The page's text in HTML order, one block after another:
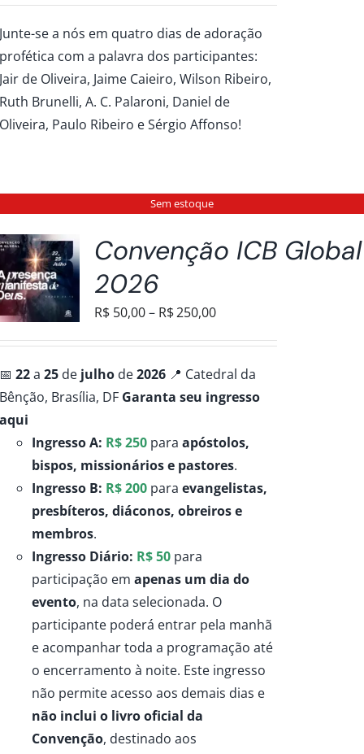
R$50,00
através
R$100,00
Junte-se a nós em quatro dias de adoração
profética com a palavra dos participantes:
Jair de Oliveira, Jaime Caieiro, Wilson Ribeiro,
Ruth Brunelli, A. C. Palaroni, Daniel de
Oliveira, Paulo Ribeiro e Sérgio Affonso!
Sem estoque
Convenção ICB Global
2026
R$ 50,00 – R$250,00Faixa
R$50,00
através
📅22a25 de julho de2026 📍 Catedral da
Bênção, Brasília, DF Garanta seu ingresso
aqui
Ingresso A: R$ 250 paraapóstolos,
bispos, missionários e pastores.
Ingresso B: R$ 200 paraevangelistas,
presbíteros, diáconos, obreiros e
membros.
Ingresso Diário: R$ 50 para
participação emapenas um dia do
evento, na data selecionada. O
participante poderá entrar pela manhã
e acompanhar toda a programação até
o encerramento à noite. Este ingresso
não permite acesso aos demais dias e
não inclui o livro oficial da
Convenção, destinado aos